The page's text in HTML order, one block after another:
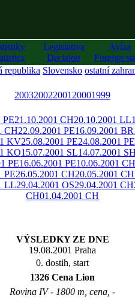
Legislativa
Decision
Avíza
Foreign
republika Slovensko ostatní
200320022001 20001999
PE21.10.2001 CH20.10.2001 LL
CH22.09.2001 PE16.09.2001 BR
KV25.08.2001 PE24.08.2001 PE
KO15.07.2001 SL14.07.2001 SH
PE16.06.2001 PE10.06.2001 CH
PE26.05.2001 CH20.05.2001 CH
LL29.04.2001 OS29.04.2001 CH
CH01.04.2001 CH
VÝSLEDKY ZE DNE
19.08.2001 Praha
0. dostih, start
1326 Cena Lion
Rovina IV - 1800 m, cena, -